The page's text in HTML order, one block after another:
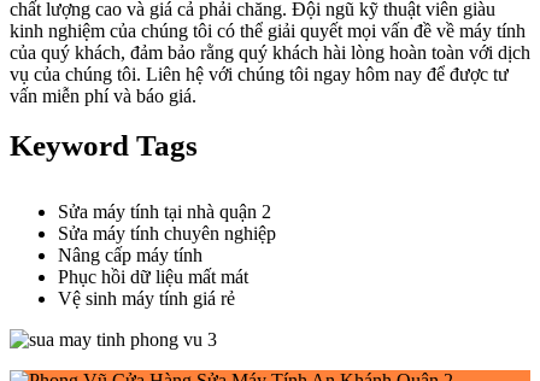
chất lượng cao và giá cả phải chăng. Đội ngũ kỹ thuật viên giàu
kinh nghiệm của chúng tôi có thể giải quyết mọi vấn đề về máy tính
của quý khách, đảm bảo rằng quý khách hài lòng hoàn toàn với dịch
vụ của chúng tôi. Liên hệ với chúng tôi ngay hôm nay để được tư
vấn miễn phí và báo giá.
Keyword Tags
Sửa máy tính tại nhà quận 2
Sửa máy tính chuyên nghiệp
Nâng cấp máy tính
Phục hồi dữ liệu mất mát
Vệ sinh máy tính giá rẻ